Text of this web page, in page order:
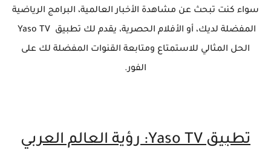
سواء كنت تبحث عن مشاهدة الأخبار العالمية، البرامج الرياضية
الحل المثالي للاستمتاع ومتابعة القنوات المفضلة لك على
الفور.
تطبيق Yaso TV: رؤية العالم العربي